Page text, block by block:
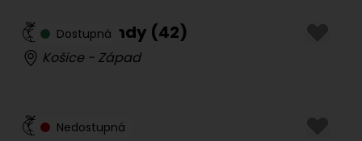
Dostupná
Sexy Blondy (42)
Košice - Západ
Nedostupná
Mia(40)